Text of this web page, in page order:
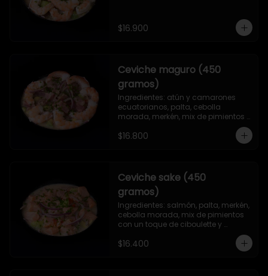
$16.900
Ceviche maguro (450
gramos)
Ingredientes: atún y camarones
ecuatorianos, palta, cebolla
morada, merkén, mix de pimientos
cilantro.
$16.800
Ceviche sake (450
gramos)
Ingredientes: salmón, palta, merkén,
cebolla morada, mix de pimientos
con un toque de ciboulette y
$16.400